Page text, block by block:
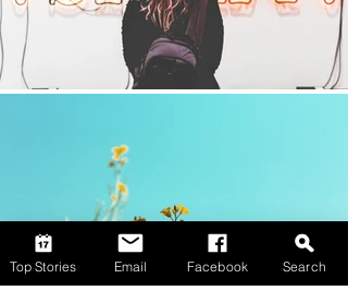
Top Stories Email Facebook Search